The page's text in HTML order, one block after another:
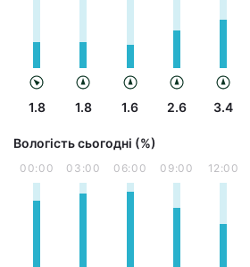
1.8 1.8 1.6 2.6 3.4
Вологість сьогодні (%)
00:00 03:00 06:00 09:00 12:00